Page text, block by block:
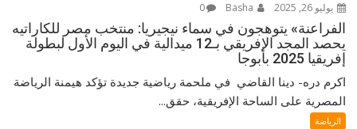
يوليو 26, 2025 0
الفراعنة» يتوهجون في سماء نيجيريا: منتخب مصر للكاراتيه
يحصد المجد الإفريقي بـ12 ميدالية في اليوم الأول لبطولة
إفريقيا 2025 بأبوجا
اكرم دره- دينا القاضي في ملحمة رياضية جديدة تؤكد هيمنة الرياضة
المصرية على الساحة الإفريقية، حقق...
الرياضة